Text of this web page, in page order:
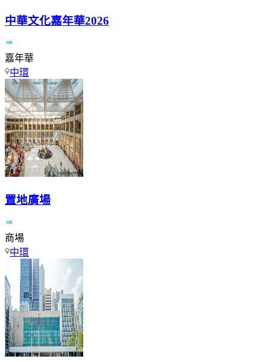
中華文化嘉年華2026
嘉年華
中環
置地廣場
商場
中環